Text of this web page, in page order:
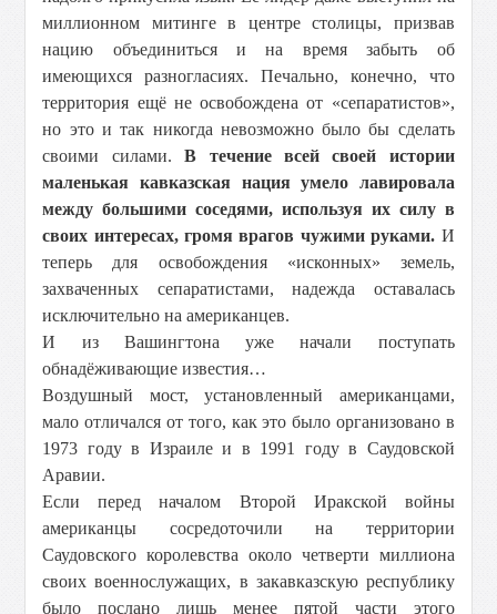
миллионном митинге в центре столицы, призвав
нацию объединиться и на время забыть об
имеющихся разногласиях. Печально, конечно, что
территория ещё не освобождена от «сепаратистов»,
но это и так никогда невозможно было бы сделать
своими силами.В течение всей своей истории
маленькая кавказская нация умело лавировала
между большими соседями, используя их силу в
своих интересах, громя врагов чужими руками. И
теперь для освобождения «исконных» земель,
захваченных сепаратистами, надежда оставалась
исключительно на американцев.
И из Вашингтона уже начали поступать
обнадёживающие известия…
Воздушный мост, установленный американцами,
мало отличался от того, как это было организовано в
1973 году в Израиле и в 1991 году в Саудовской
Аравии.
Если перед началом Второй Иракской войны
американцы сосредоточили на территории
Саудовского королевства около четверти миллиона
своих военнослужащих, в закавказскую республику
было послано лишь менее пятой части этого